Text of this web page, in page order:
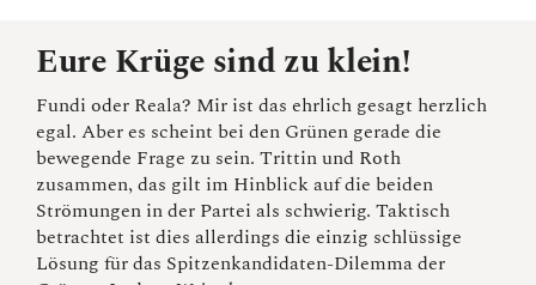
Eure Krüge sind zu klein!
Fundi oder Reala? Mir ist das ehrlich gesagt herzlich
egal. Aber es scheint bei den Grünen gerade die
bewegende Frage zu sein. Trittin und Roth
zusammen, das gilt im Hinblick auf die beiden
Strömungen in der Partei als schwierig. Taktisch
betrachtet ist dies allerdings die einzig schlüssige
Lösung für das Spitzenkandidaten-Dilemma der